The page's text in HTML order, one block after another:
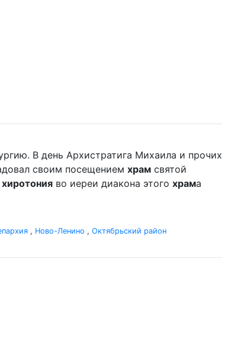
В день Архистратига Михаила и прочих
своим посещением храм святой
хиротония во иереи диакона этого храма
, Ново-Ленино , Октябрьский район